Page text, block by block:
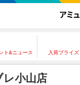
ト&ニュース 入荷プライズ
小山店